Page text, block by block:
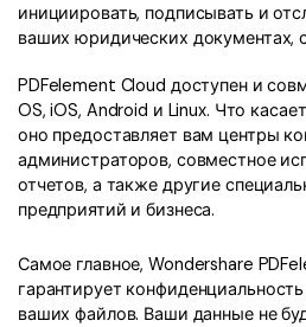
инициировать, подписывать и
ваших юридических документах,
PDFelement Cloud доступен и
OS, iOS, Android и Linux. Что
оно предоставляет вам центры
администраторов, совместное
отчетов, а также другие
предприятий и бизнеса.
Самое главное, Wondershare
гарантирует
ваших файлов. Ваши данные не